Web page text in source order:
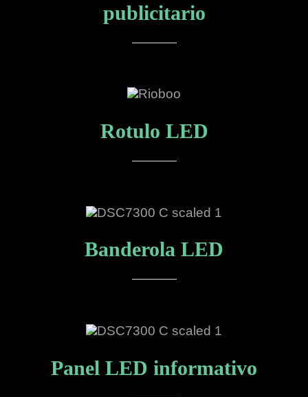
publicitario
Rotulo LED
Banderola LED
Panel LED informativo